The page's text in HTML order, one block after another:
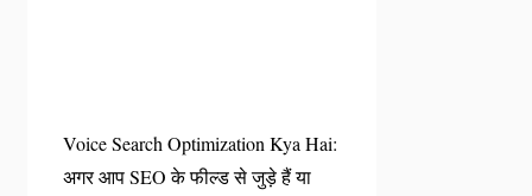
Voice Search Optimization Kya Hai:
अगर आप SEO के फील्ड से जुड़े हैं या